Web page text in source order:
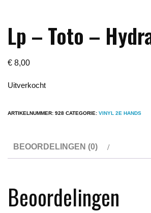
Lp – Toto –
€ 8,00
Uitverkocht
ARTIKELNUMMER: 928 CATEGORIE: VINYL 2E HANDS
BEOORDELINGEN (0)
Beoordelingen